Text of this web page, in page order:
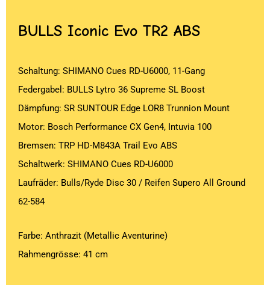
BULLS Iconic Evo TR2 ABS
Schaltung: SHIMANO Cues RD-U6000, 11-Gang
Federgabel: BULLS Lytro 36 Supreme SL Boost
Dämpfung: SR SUNTOUR Edge LOR8 Trunnion Mount
Motor: Bosch Performance CX Gen4, Intuvia 100
Bremsen: TRP HD-M843A Trail Evo ABS
Schaltwerk: SHIMANO Cues RD-U6000
Laufräder: Bulls/Ryde Disc 30 / Reifen Supero All Ground
62-584
Farbe: Anthrazit (Metallic Aventurine)
Rahmengrösse: 41 cm